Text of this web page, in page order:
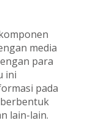
media
para
ini
pada
lain-lain.